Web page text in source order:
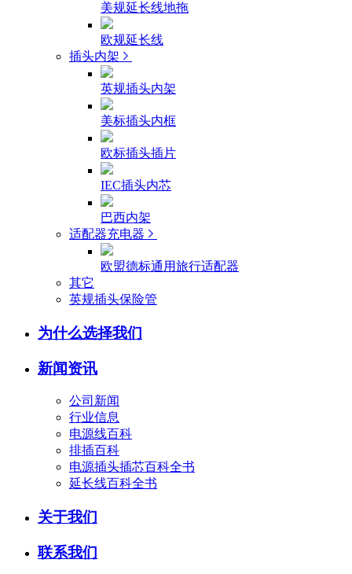
美规延长线地拖
欧规延长线
插头内架
英规插头内架
美标插头内框
欧标插头插片
IEC插头内芯
巴西内架
适配器充电器
欧盟德标通用旅行适配器
其它
英规插头保险管
为什么选择我们
新闻资讯
公司新闻
行业信息
电源线百科
排插百科
电源插头插芯百科全书
延长线百科全书
关于我们
联系我们